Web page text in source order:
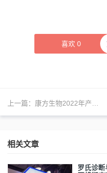
喜欢 0
上一篇： 康方生物2022年产品销售收入创新高达到11.04亿元，同比大增422%
相关文章
罗氏诊